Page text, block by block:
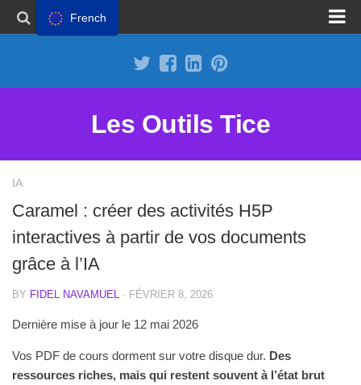
Les Outils Tice
IA
Caramel : créer des activités H5P
interactives à partir de vos documents
grâce à l’IA
BY FIDEL NAVAMUEL · FÉVRIER 8, 2026
Dernière mise à jour le 12 mai 2026
Vos PDF de cours dorment sur votre disque dur. Des
ressources riches, mais qui restent souvent à l’état brut
French